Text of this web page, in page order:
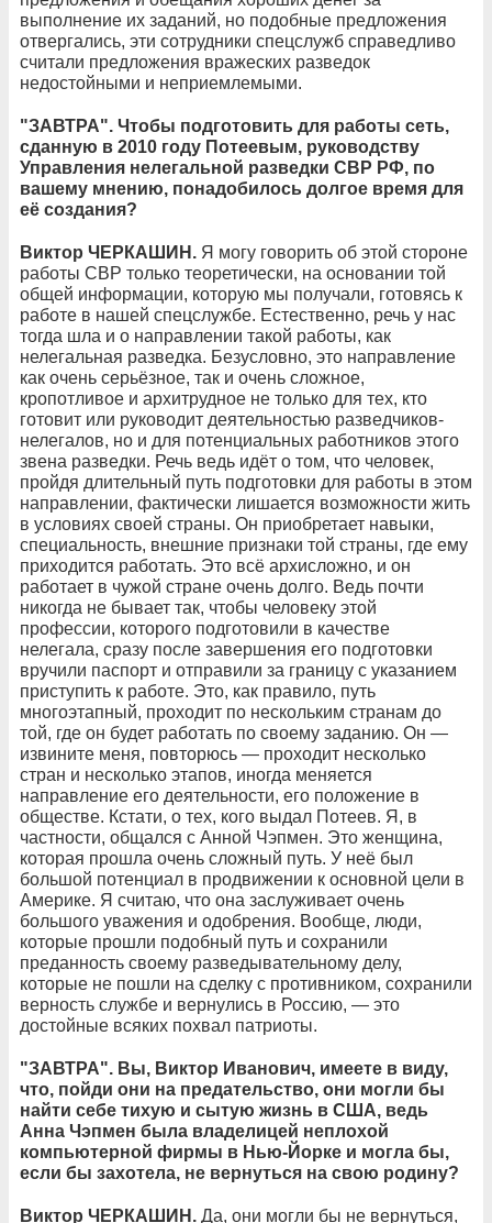
выполнение их заданий, но подобные предложения
отвергались, эти сотрудники спецслужб справедливо
считали предложения вражеских разведок
недостойными и неприемлемыми.
"ЗАВТРА". Чтобы подготовить для работы сеть,
сданную в 2010 году Потеевым, руководству
Управления нелегальной разведки СВР РФ, по
вашему мнению, понадобилось долгое время для
её создания?
Виктор ЧЕРКАШИН. Я могу говорить об этой стороне
работы СВР только теоретически, на основании той
общей информации, которую мы получали, готовясь к
работе в нашей спецслужбе. Естественно, речь у нас
тогда шла и о направлении такой работы, как
нелегальная разведка. Безусловно, это направление
как очень серьёзное, так и очень сложное,
кропотливое и архитрудное не только для тех, кто
готовит или руководит деятельностью разведчиков-
нелегалов, но и для потенциальных работников этого
звена разведки. Речь ведь идёт о том, что человек,
пройдя длительный путь подготовки для работы в этом
направлении, фактически лишается возможности жить
в условиях своей страны. Он приобретает навыки,
специальность, внешние признаки той страны, где ему
приходится работать. Это всё архисложно, и он
работает в чужой стране очень долго. Ведь почти
никогда не бывает так, чтобы человеку этой
профессии, которого подготовили в качестве
нелегала, сразу после завершения его подготовки
вручили паспорт и отправили за границу с указанием
приступить к работе. Это, как правило, путь
многоэтапный, проходит по нескольким странам до
той, где он будет работать по своему заданию. Он —
извините меня, повторюсь — проходит несколько
стран и несколько этапов, иногда меняется
направление его деятельности, его положение в
обществе. Кстати, о тех, кого выдал Потеев. Я, в
частности, общался с Анной Чэпмен. Это женщина,
которая прошла очень сложный путь. У неё был
большой потенциал в продвижении к основной цели в
Америке. Я считаю, что она заслуживает очень
большого уважения и одобрения. Вообще, люди,
которые прошли подобный путь и сохранили
преданность своему разведывательному делу,
которые не пошли на сделку с противником, сохранили
верность службе и вернулись в Россию, — это
достойные всяких похвал патриоты.
"ЗАВТРА". Вы, Виктор Иванович, имеете в виду,
что, пойди они на предательство, они могли бы
найти себе тихую и сытую жизнь в США, ведь
Анна Чэпмен была владелицей неплохой
компьютерной фирмы в Нью-Йорке и могла бы,
если бы захотела, не вернуться на свою родину?
Виктор ЧЕРКАШИН. Да, они могли бы не вернуться,